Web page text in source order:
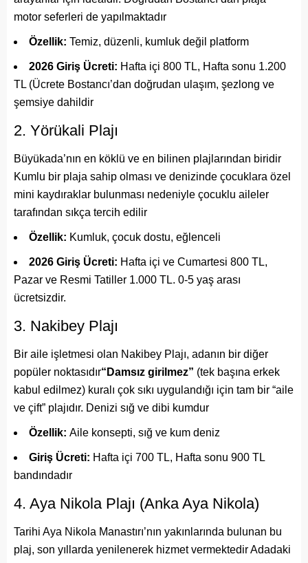
motor seferleri de yapılmaktadır
Özellik: Temiz, düzenli, kumluk değil platform
2026 Giriş Ücreti: Hafta içi 800 TL, Hafta sonu 1.200
TL (Ücrete Bostancı’dan doğrudan ulaşım, şezlong ve
şemsiye dahildir
2. Yörükali Plajı
Büyükada’nın en köklü ve en bilinen plajlarından biridir
Kumlu bir plaja sahip olması ve denizinde çocuklara özel
mini kaydıraklar bulunması nedeniyle çocuklu aileler
tarafından sıkça tercih edilir
Özellik: Kumluk, çocuk dostu, eğlenceli
2026 Giriş Ücreti: Hafta içi ve Cumartesi 800 TL,
Pazar ve Resmi Tatiller 1.000 TL. 0-5 yaş arası
ücretsizdir.
3. Nakibey Plajı
Bir aile işletmesi olan Nakibey Plajı, adanın bir diğer
popüler noktasıdır“Damsız girilmez” (tek başına erkek
kabul edilmez) kuralı çok sıkı uygulandığı için tam bir “aile
ve çift” plajıdır. Denizi sığ ve dibi kumdur
Özellik: Aile konsepti, sığ ve kum deniz
Giriş Ücreti: Hafta içi 700 TL, Hafta sonu 900 TL
bandındadır
4. Aya Nikola Plajı (Anka Aya Nikola)
Tarihi Aya Nikola Manastırı’nın yakınlarında bulunan bu
plaj, son yıllarda yenilenerek hizmet vermektedir Adadaki